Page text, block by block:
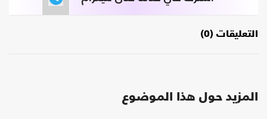
التعليقات (0)
المزيد حول هذا الموضوع